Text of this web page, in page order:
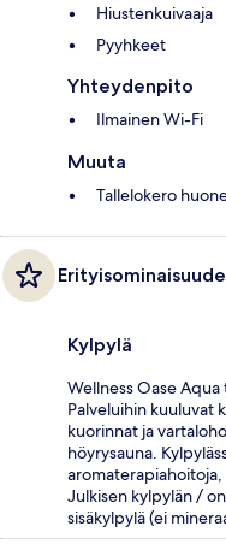
Hiustenkuivaaja
Pyyhkeet
Yhteydenpito
Ilmainen Wi-Fi
Muuta
Tallelokero
Kylpylä
Wellness Oase
Palveluihin kuuluvat
kuorinnat ja
höyrysauna.
Julkisen kylpylän /
sisäkylpylä (ei